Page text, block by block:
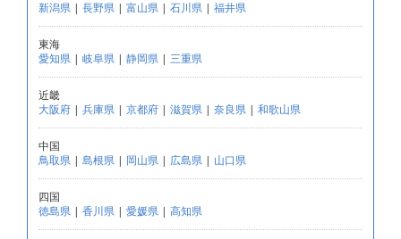
新潟県 | 長野県 | 富山県 | 石川県 | 福井県
東海
愛知県 | 岐阜県 | 静岡県 | 三重県
近畿
大阪府 | 兵庫県 | 京都府 | 滋賀県 | 奈良県 | 和歌山県
中国
鳥取県 | 島根県 | 岡山県 | 広島県 | 山口県
四国
徳島県 | 香川県 | 愛媛県 | 高知県